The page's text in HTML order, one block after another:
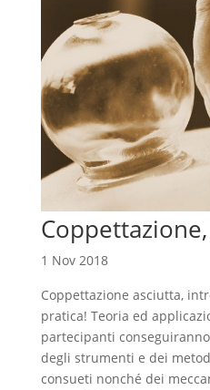
1 Nov 2018
Coppettazione asciutta,
pratica! Teoria ed
partecipanti
degli strumenti e dei
consueti nonché dei